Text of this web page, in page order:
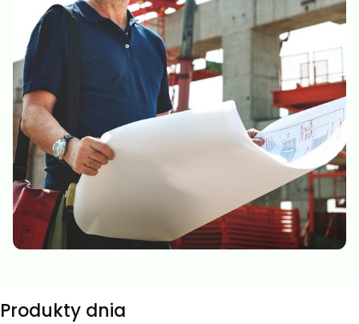
Produkty dnia